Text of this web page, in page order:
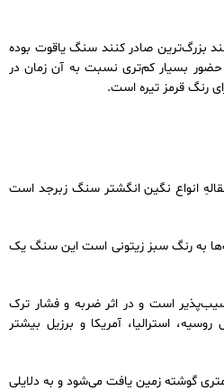
1970 الی 1980 تایلند بزرگ‌ترین صادر کنند سنگ یاقوت بوده
حضور بسیار کم‌تری نسبت به آن زمان در
رنگ قرمز تیره است.
انواع نگین انگشتر سنگ زبرجد است
به رنگ سبز زیتونی است این سنگ یک
است و در اثر ضربه و فشار ترک
استرالیا، آمریکا و برزیل بیشتر
در عمق 32 تا 80 کیلومتری گوشته زمین یافت می‌شود و به دلایلی